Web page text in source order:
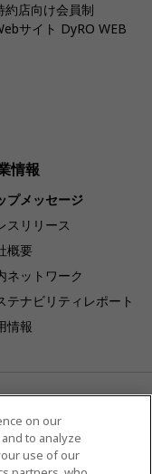
約店向け会員制
サイト DyRO WEB
情報
プメッセージ
スリリース
概要
ネットワーク
テナビリティレポート
情報
割承継会社とし当社
れ、2026年4月1日
スに特化した事業体
on our
to analyze
use of our